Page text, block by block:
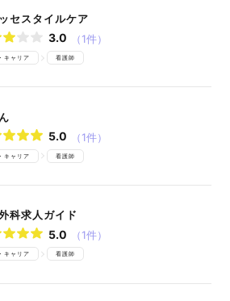
セスタイルケア
3.0 （1件）
キャリア 看護師
5.0 （1件）
キャリア 看護師
科求人ガイド
5.0 （1件）
キャリア 看護師